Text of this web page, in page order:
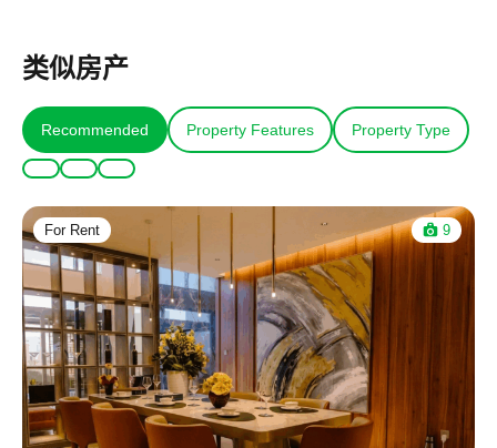
类似房产
Recommended Property Features Property Type
For Rent 9